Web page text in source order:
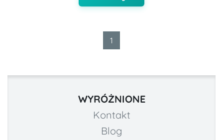
1
WYRÓŻNIONE
Kontakt
Blog